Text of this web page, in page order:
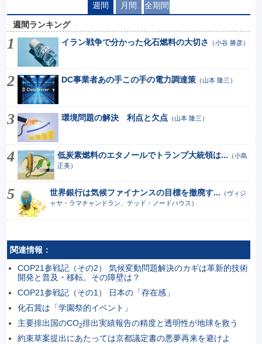
週間 月間 全期間
週間ランキング
イラン戦争で分かった化石燃料の大切さ
（小谷 勝彦）
DC事業者あの手この手の電力調達策（山本 隆三 ）
環境問題の解決 利点と欠点 （山本 隆三 ）
低炭素燃料のエタノールでトランプ大統領は... （小島
正美）
世界銀行は気候ファイナンスの目標を撤廃す... （ ヴィジ
ャヤ・ラマチャンドラン、テッド・ノードハウス ）
関連情報：
COP21参戦記（その2） 気候変動問題解決のカギは革新的技術
開発と普及・移転。その障壁は？
COP21参戦記（その1） 日本の「存在感」
化石賞は「学園祭的イベント」
主要排出国のCO2排出実績報告の精度と透明性が地球を救う
約束草案提出にあたっては京都議定書の悪夢再来を避けよ